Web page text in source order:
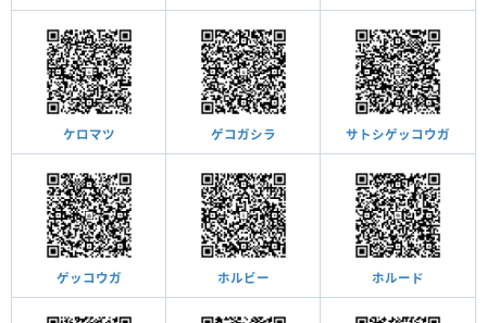
ケロマツ ゲコガシラ サトシゲッコウガ
ゲッコウガ ホルビー ホルード